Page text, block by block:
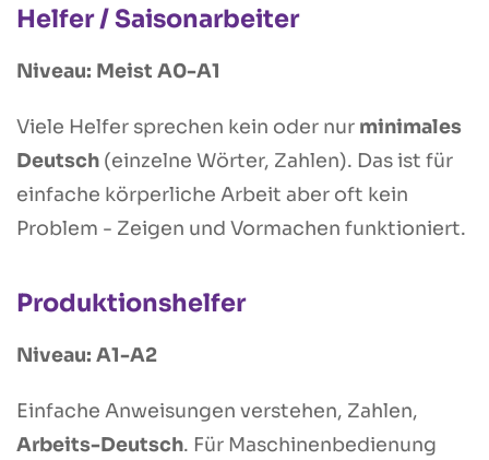
Helfer / Saisonarbeiter
Niveau: Meist A0-A1
Viele Helfer sprechen kein oder nur minimales
Deutsch (einzelne Wörter, Zahlen). Das ist für
einfache körperliche Arbeit aber oft kein
Problem - Zeigen und Vormachen funktioniert.
Produktionshelfer
Niveau: A1-A2
Einfache Anweisungen verstehen, Zahlen,
Arbeits-Deutsch. Für Maschinenbedienung